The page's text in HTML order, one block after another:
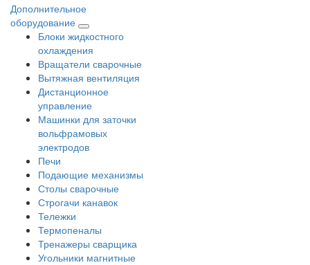
Дополнительное
оборудование
Блоки жидкостного
охлаждения
Вращатели сварочные
Вытяжная вентиляция
Дистанционное
управление
Машинки для заточки
вольфрамовых
электродов
Печи
Подающие механизмы
Столы сварочные
Строгачи канавок
Тележки
Термопеналы
Тренажеры сварщика
Угольники магнитные